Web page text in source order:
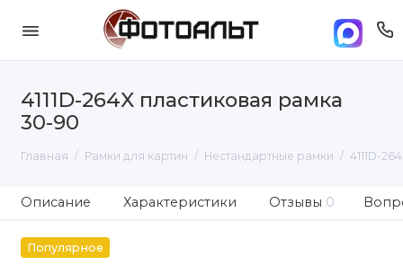
4111D-264X пластиковая рамка
30-90
Главная Рамки для картин Нестандартные рамки 4111D-
Описание Характеристики Отзывы 0
Популярное